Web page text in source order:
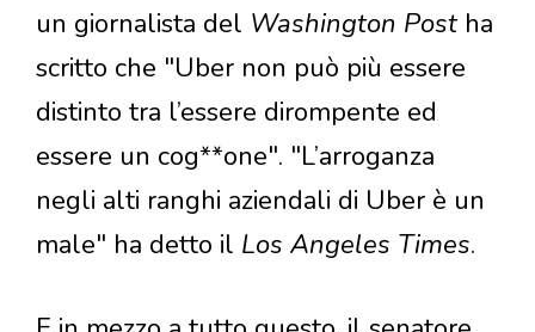
un giornalista del Washington Post ha
scritto che "Uber non può più essere
distinto tra l’essere dirompente ed
essere un cog**one". "L’arroganza
negli alti ranghi aziendali di Uber è un
male" ha detto il Los Angeles Times.